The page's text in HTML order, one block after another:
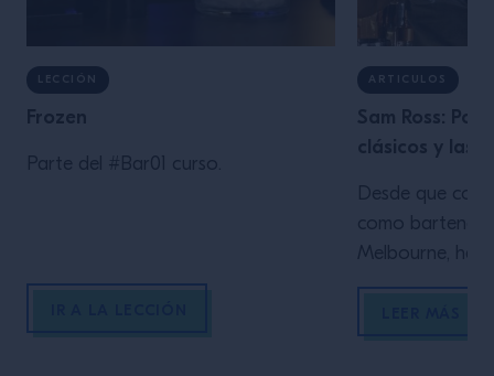
LECCIÓN
Frozen
Parte del #Bar01 curso.
ARTICULOS
Sam Ross:
clásicos y las
Desde que
como
Melbourne,
clave en Milk &
las virtudes de